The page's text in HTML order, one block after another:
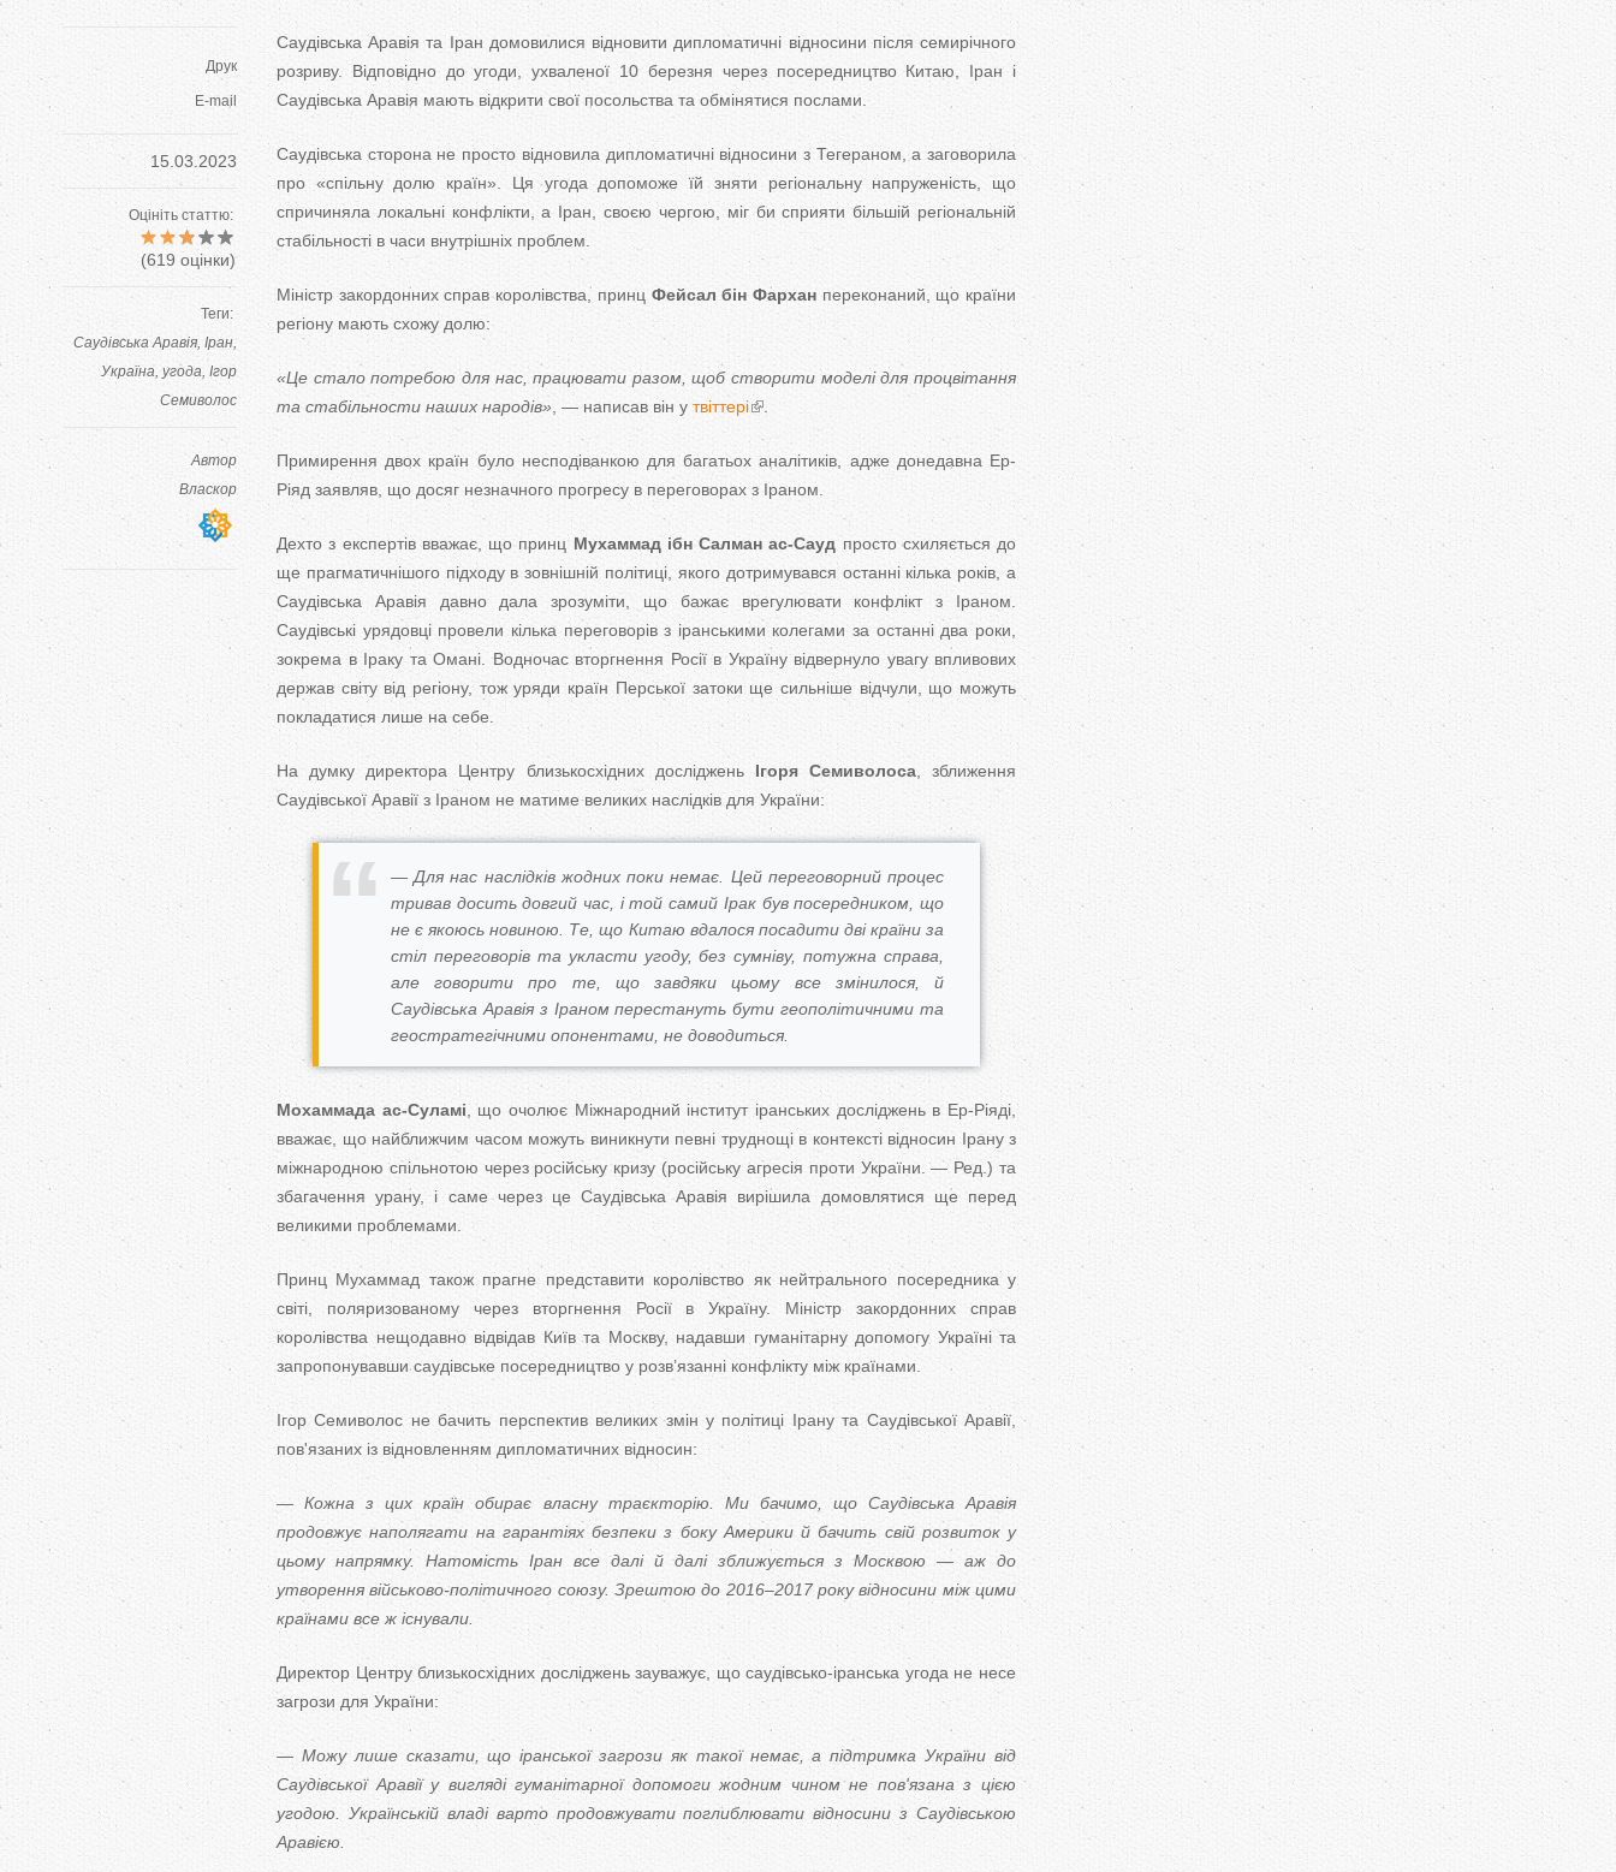
Друк
E-mail
15.03.2023
Оцініть статтю:
(619 оцінки)
Теги:
Саудівська Аравія Іран
Україна угода Ігор
Семиволос
Автор
Власкор
Саудівська Аравія та Іран домовилися відновити дипломатичні відносини після семирічного
розриву. Відповідно до угоди, ухваленої 10 березня через посередництво Китаю, Іран і
Саудівська Аравія мають відкрити свої посольства та обмінятися послами.
Саудівська сторона не просто відновила дипломатичні відносини з Тегераном, а заговорила
про «спільну долю країн». Ця угода допоможе їй зняти регіональну напруженість, що
спричиняла локальні конфлікти, а Іран, своєю чергою, міг би сприяти більшій регіональній
стабільності в часи внутрішніх проблем.
Міністр закордонних справ королівства, принц Фейсал бін Фархан переконаний, що країни
регіону мають схожу долю:
«Це стало потребою для нас, працювати разом, щоб створити моделі для процвітання
та стабільности наших народів» , — написав він у твіттері
Примирення двох країн було несподіванкою для багатьох аналітиків, адже донедавна Ер-
Ріяд заявляв, що досяг незначного прогресу в переговорах з Іраном.
Дехто з експертів вважає, що принц Мухаммад ібн Салман ас-Сауд просто схиляється до
ще прагматичнішого підходу в зовнішній політиці, якого дотримувався останні кілька років, а
Саудівська Аравія давно дала зрозуміти, що бажає врегулювати конфлікт з Іраном.
Саудівські урядовці провели кілька переговорів з іранськими колегами за останні два роки,
зокрема в Іраку та Омані. Водночас вторгнення Росії в Україну відвернуло увагу впливових
держав світу від регіону, тож уряди країн Перської затоки ще сильніше відчули, що можуть
покладатися лише на себе.
На думку директора Центру близькосхідних досліджень Ігоря Семиволоса, зближення
Саудівської Аравії з Іраном не матиме великих наслідків для України:
— Для нас наслідків жодних поки немає. Цей переговорний процес
тривав досить довгий час, і той самий Ірак був посередником, що
не є якоюсь новиною. Те, що Китаю вдалося посадити дві країни за
стіл переговорів та укласти угоду, без сумніву, потужна справа,
але говорити про те, що завдяки цьому все змінилося, й
Саудівська Аравія з Іраном перестануть бути геополітичними та
геостратегічними опонентами, не доводиться.
Мохаммада ас-Суламі, що очолює Міжнародний інститут іранських досліджень в Ер-Ріяді,
вважає, що найближчим часом можуть виникнути певні труднощі в контексті відносин Ірану з
міжнародною спільнотою через російську кризу (російську агресія проти України. — Ред.) та
збагачення урану, і саме через це Саудівська Аравія вирішила домовлятися ще перед
великими проблемами.
Принц Мухаммад також прагне представити королівство як нейтрального посередника у
світі, поляризованому через вторгнення Росії в Україну. Міністр закордонних справ
королівства нещодавно відвідав Київ та Москву, надавши гуманітарну допомогу Україні та
запропонувавши саудівське посередництво у розв’язанні конфлікту між країнами.
Ігор Семиволос не бачить перспектив великих змін у політиці Ірану та Саудівської Аравії,
пов'язаних із відновленням дипломатичних відносин:
— Кожна з цих країн обирає власну траєкторію. Ми бачимо, що Саудівська Аравія
продовжує наполягати на гарантіях безпеки з боку Америки й бачить свій розвиток у
цьому напрямку. Натомість Іран все далі й далі зближується з Москвою — аж до
утворення військово-політичного союзу. Зрештою до 2016–2017 року відносини між цими
країнами все ж існували.
Директор Центру близькосхідних досліджень зауважує, що саудівсько-іранська угода не несе
загрози для України:
— Можу лише сказати, що іранської загрози як такої немає, а підтримка України від
Саудівської Аравії у вигляді гуманітарної допомоги жодним чином не пов'язана з цією
угодою. Українській владі варто продовжувати поглиблювати відносини з Саудівською
Аравією.
T
b
s